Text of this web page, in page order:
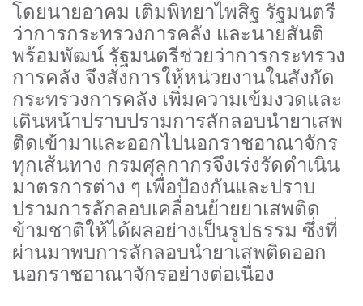
โดยนายอาคม เติมพิทยาไพสิฐ รัฐมนตรี
ว่าการกระทรวงการคลัง และนายสันติ
พร้อมพัฒน์ รัฐมนตรีช่วยว่าการกระทรวง
การคลัง จึงสั่งการให้หน่วยงานในสังกัด
กระทรวงการคลัง เพิ่มความเข้มงวดและ
เดินหน้าปราบปรามการลักลอบนำยาเสพ
ติดเข้ามาและออกไปนอกราชอาณาจักร
ทุกเส้นทาง กรมศุลกากรจึงเร่งรัดดำเนิน
มาตรการต่าง ๆ เพื่อป้องกันและปราบ
ปรามการลักลอบเคลื่อนย้ายยาเสพติด
ข้ามชาติให้ได้ผลอย่างเป็นรูปธรรม ซึ่งที่
ผ่านมาพบการลักลอบนำยาเสพติดออก
นอกราชอาณาจักรอย่างต่อเนื่อง